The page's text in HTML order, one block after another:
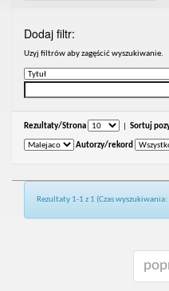
Dodaj filtr:
Uzyj filtrów aby zagęścić wyszukiwanie.
Rezultaty/Strona Sortuj
Autorzy/rekord
Rezultaty 1-1 z 1 (Czas